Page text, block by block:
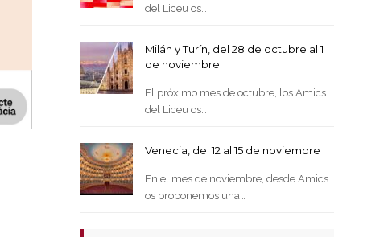
del Liceu os…
Milán y Turín, del 28 de octubre al 1
de noviembre
El próximo mes de octubre, los Amics
del Liceu os…
Venecia, del 12 al 15 de noviembre
En el mes de noviembre, desde Amics
os proponemos una…